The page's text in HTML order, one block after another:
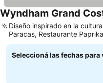
Wyndham Grand
Diseño inspirado en la cultura
Paracas, Restaurante
Lounge Bar
Seleccioná las fechas